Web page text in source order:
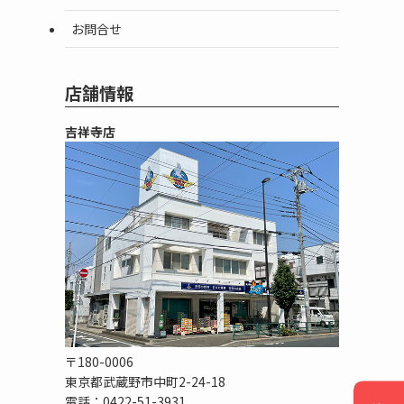
お問合せ
店舗情報
吉祥寺店
〒180-0006
東京都武蔵野市中町2-24-18